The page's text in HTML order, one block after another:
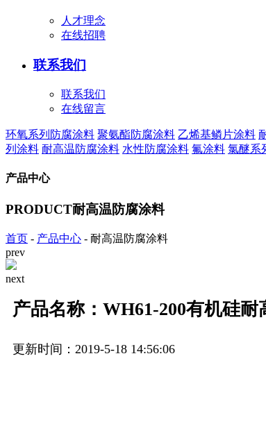
人才理念
在线招聘
联系我们
联系我们
在线留言
环氧系列防腐涂料 聚氨酯防腐涂料 乙烯基鳞片涂料
列涂料 耐高温防腐涂料 水性防腐涂料 氟涂料 氯醚系
产品中心
PRODUCT耐高温防腐涂料
首页 - 产品中心 - 耐高温防腐涂料
prev
next
产品名称：WH61-200有机硅耐
更新时间：2019-5-18 14:56:06